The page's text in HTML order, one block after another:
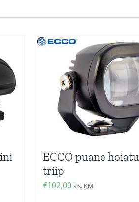
ECCO puane
triip
€102,00 sis. KM